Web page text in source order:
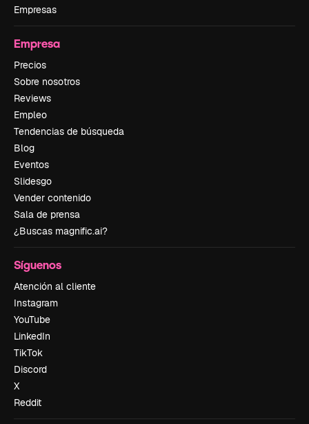
Empresas
Empresa
Precios
Sobre nosotros
Reviews
Empleo
Tendencias de búsqueda
Blog
Eventos
Slidesgo
Vender contenido
Sala de prensa
¿Buscas magnific.ai?
Síguenos
Atención al cliente
Instagram
YouTube
LinkedIn
TikTok
Discord
X
Reddit